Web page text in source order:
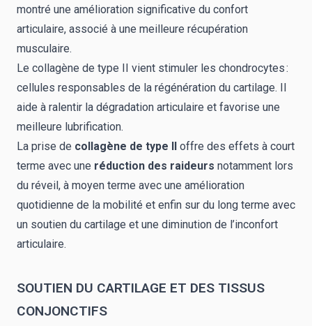
montré une amélioration significative du confort
articulaire, associé à une meilleure récupération
musculaire.
Le collagène de type II vient stimuler les chondrocytes :
cellules responsables de la régénération du cartilage. Il
aide à ralentir la dégradation articulaire et favorise une
meilleure lubrification.
La prise de collagène de type II offre des effets à court
terme avec une réduction des raideurs notamment lors
du réveil, à moyen terme avec une amélioration
quotidienne de la mobilité et enfin sur du long terme avec
un soutien du cartilage et une diminution de l’inconfort
articulaire.
SOUTIEN DU CARTILAGE ET DES TISSUS
CONJONCTIFS